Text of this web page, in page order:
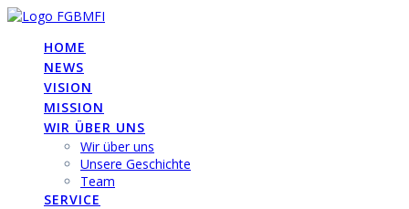
Skip
contentHOME
NEWS
VISION
MISSION
WIR ÜBER UNS
Wir über uns
Unsere Geschichte
Team
SERVICE